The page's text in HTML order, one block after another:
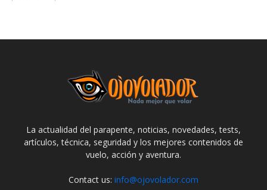
La actualidad del parapente, noticias, novedades, tests,
artículos, técnica, seguridad y los mejores contenidos de
vuelo, acción y aventura.
Contact us: info@ojovolador.com